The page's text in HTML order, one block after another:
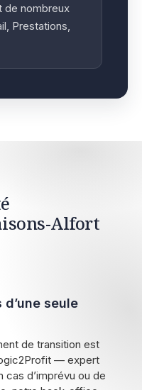
de nombreux
Prestations,
Alfort
seule
de transition est
— expert
cas d’imprévu ou de